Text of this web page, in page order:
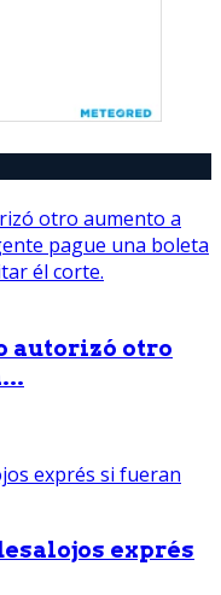
autorizó otro
exprés